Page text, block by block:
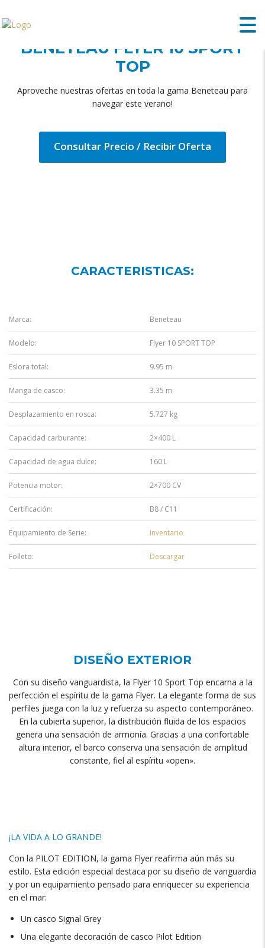
BENETEAU FLYER 10 SPORT
TOP
Aproveche nuestras ofertas en toda la gama Beneteau para
navegar este verano!
Consultar Precio / Recibir Oferta
CARACTERISTICAS:
Marca: Beneteau
Modelo: Flyer 10 SPORT TOP
Eslora total: 9.95 m
Manga de casco: 3.35 m
Desplazamiento en rosca: 5.727 kg
Capacidad carburante: 2×400 L
Capacidad de agua dulce: 160 L
Potencia motor: 2×700 CV
Certificación: B8 / C11
Equipamiento de Serie: Inventario
Folleto: Descargar
DISEÑO EXTERIOR
Con su diseño vanguardista, la Flyer 10 Sport Top encarna a la
perfección el espíritu de la gama Flyer. La elegante forma de sus
perfiles juega con la luz y refuerza su aspecto contemporáneo.
En la cubierta superior, la distribución fluida de los espacios
genera una sensación de armonía. Gracias a una confortable
altura interior, el barco conserva una sensación de amplitud
constante, fiel al espíritu «open».
¡LA VIDA A LO GRANDE!
Con la PILOT EDITION, la gama Flyer reafirma aún más su
estilo. Esta edición especial destaca por su diseño de vanguardia
y por un equipamiento pensado para enriquecer su experiencia
en el mar:
Un casco Signal Grey
Una elegante decoración de casco Pilot Edition